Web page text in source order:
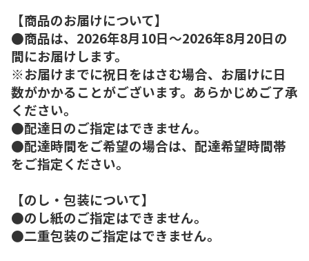
【商品のお届けについて】
●商品は、2026年8月10日～2026年8月20日の
間にお届けします。
※お届けまでに祝日をはさむ場合、お届けに日
数がかかることがございます。あらかじめご了承
ください。
●配達日のご指定はできません。
●配達時間をご希望の場合は、配達希望時間帯
をご指定ください。
【のし・包装について】
●のし紙のご指定はできません。
●二重包装のご指定はできません。